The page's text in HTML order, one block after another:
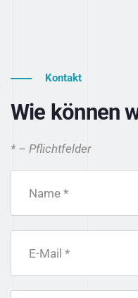
Kontakt
Wie können
* – Pflichtfelder
Name *
E-Mail *